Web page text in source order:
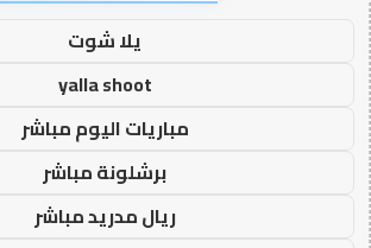
يلا شوت
yalla shoot
مباريات اليوم مباشر
برشلونة مباشر
ريال مدريد مباشر